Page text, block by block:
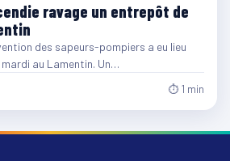
ravage un entrepôt de
des sapeurs-pompiers a eu lieu
au Lamentin. Un…
⏱ 1 min